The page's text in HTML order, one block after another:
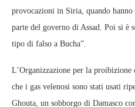
provocazioni in Siria, quando
parte del governo di Assad. Poi si è
tipo di falso a Bucha”.
L’Organizzazione per la
che i gas velenosi sono stati usati
Ghouta, un sobborgo di Damasco